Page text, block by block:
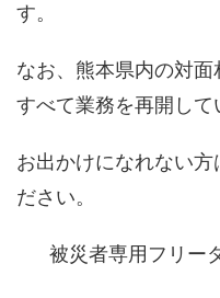
す。
なお、熊本県内の対
すべて業務を再開して
お出かけになれない方
ださい。
被災者専用フリー